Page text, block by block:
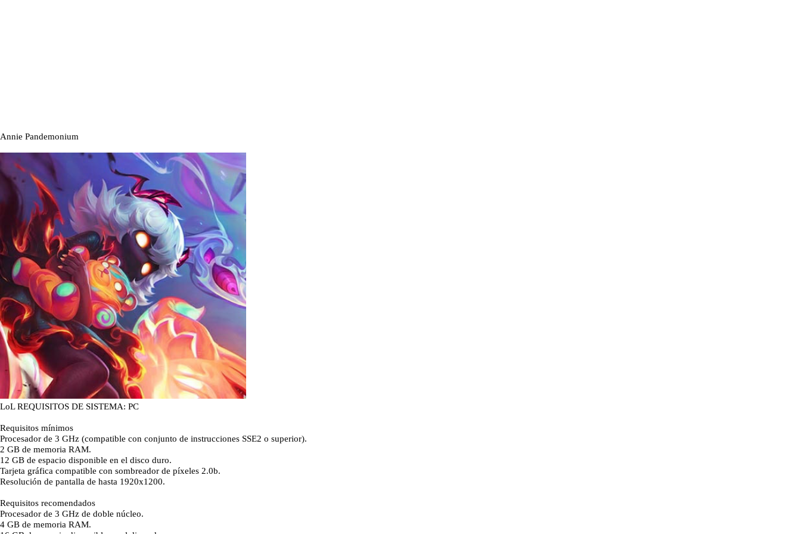
Annie Pandemonium
LoL REQUISITOS DE SISTEMA: PC
Requisitos mínimos
Procesador de 3 GHz (compatible con conjunto de instrucciones SSE2 o superior).
2 GB de memoria RAM.
12 GB de espacio disponible en el disco duro.
Tarjeta gráfica compatible con sombreador de píxeles 2.0b.
Resolución de pantalla de hasta 1920x1200.
Requisitos recomendados
Procesador de 3 GHz de doble núcleo.
4 GB de memoria RAM.